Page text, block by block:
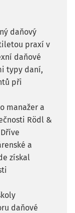
daňový
praxí v
daňové
typy daní,
při
manažer a
Rödl &
a
získal
daňové